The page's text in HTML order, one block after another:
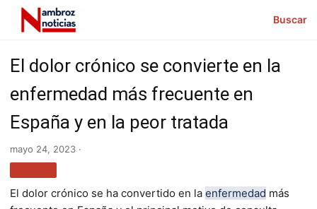
Buscar
El dolor crónico se convierte en la
enfermedad más frecuente en
España y en la peor tratada
mayo 24, 2023 ·
El dolor crónico se ha convertido en la enfermedad más